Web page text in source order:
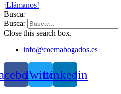
¡Llámanos!
Buscar
Buscar
Close this search box.
info@coemabogados.es
TwitterLinkedin